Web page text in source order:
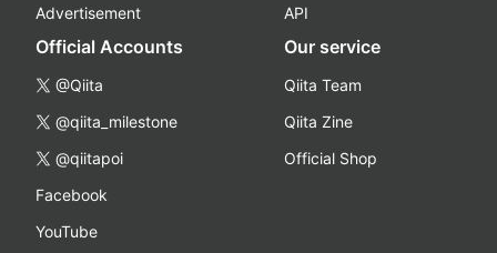
Advertisement
API
Official Accounts
@Qiita
@qiita_milestone
@qiitapoi
Facebook
YouTube
Our service
Qiita Team
Qiita Zine
Official Shop